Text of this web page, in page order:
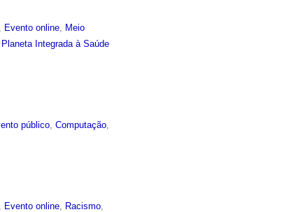
, Evento online, Meio
Integrada à Saúde
público,Computação,
Evento online Racismo